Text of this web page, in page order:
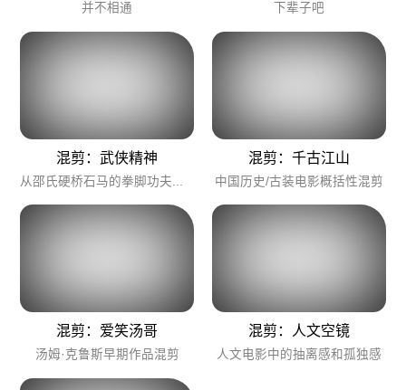
并不相通 下辈子吧
混剪：武侠精神 混剪：千古江山
中国历史/古装电影概括性混剪
混剪：爱笑汤哥
汤姆·克鲁斯早期作品混剪
混剪：人文空镜
人文电影中的抽离感和孤独感